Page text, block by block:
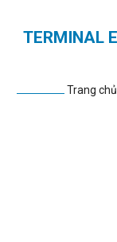
TERMINAL
Trang chủ